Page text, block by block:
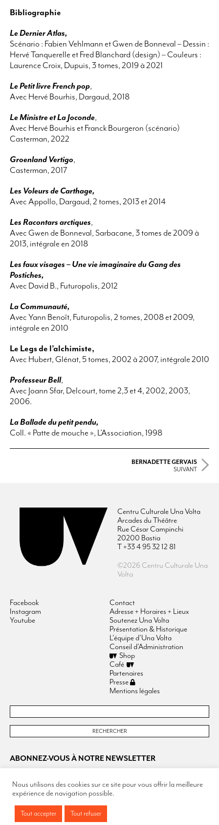
Bibliographie
Le Dernier Atlas,
Scénario : Fabien Vehlmann et Gwen de Bonneval – Dessin :
Hervé Tanquerelle et Fred Blanchard (design) – Couleurs :
Laurence Croix, Dupuis, 3 tomes, 2019 à 2021
Le Petit livre French pop,
Avec Hervé Bourhis, Dargaud, 2018
Le Ministre et La Joconde,
Avec Hervé Bourhis et Franck Bourgeron (scénario)
Casterman, 2022
Groenland Vertigo,
Casterman, 2017
Les Voleurs de Carthage,
Avec Appollo, Dargaud, 2 tomes, 2013 et 2014
Les Racontars arctiques,
Avec Gwen de Bonneval, Sarbacane, 3 tomes de 2009 à
2013, intégrale en 2018
Les faux visages – Une vie imaginaire du Gang des
Postiches,
Avec David B., Futuropolis, 2012
La Communauté,
Avec Yann Benoît, Futuropolis, 2 tomes, 2008 et 2009,
intégrale en 2010
Le Legs de l’alchimiste,
Avec Hubert, Glénat, 5 tomes, 2002 à 2007, intégrale 2010
Professeur Bell,
Avec Joann Sfar, Delcourt, tome 2,3 et 4, 2002, 2003,
2006.
La Ballade du petit pendu,
Coll. « Patte de mouche », L’Association, 1998
BERNADETTE GERVAIS
SUIVANT
Centru Culturale Una Volta
Arcades du Théâtre
Rue César Campinchi
20200 Bastia
T +33 4 95 32 12 81
©2026 Centru Culturale Una
Volta
Facebook
Instagram
Youtube
Contact
Adresse + Horaires + Lieux
Soutenez Una Volta
Présentation & Historique
L’équipe d’Una Volta
Conseil d’Administration
Shop
Café
Partenaires
Presse
Mentions légales
ABONNEZ-VOUS À NOTRE NEWSLETTER
Nous utilisons des cookies sur ce site pour vous offrir la meilleure
expérience de navigation possible.
Tout accepter Tout refuser